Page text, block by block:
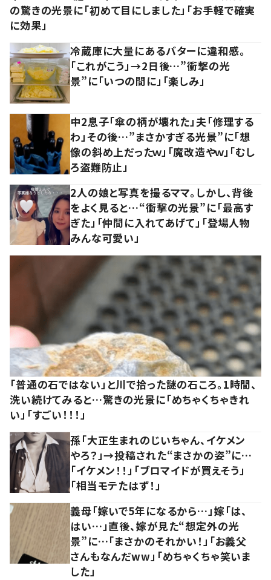
の驚きの光景に「初めて目にしました」「お手軽で確実
に効果」
冷蔵庫に大量にあるバターに違和感。
「これがこう」→2日後…”衝撃の光
景”に「いつの間に」「楽しみ」
中2息子「傘の柄が壊れた」夫「修理する
わ」その後…”まさかすぎる光景”に「想
像の斜め上だったｗ」「魔改造やｗ」「むし
ろ盗難防止」
2人の娘と写真を撮るママ。しかし、背後
をよく見ると…“衝撃の光景”に「最高す
ぎた」「仲間に入れてあげて」「登場人物
みんな可愛い」
「普通の石ではない」と川で拾った謎の石ころ。1時間、
洗い続けてみると…驚きの光景に「めちゃくちゃきれ
い」「すごい！！！」
孫「大正生まれのじいちゃん、イケメン
やろ？」→投稿された“まさかの姿”に…
「イケメン！！」「ブロマイドが買えそう」
「相当モテたはず！」
義母「嫁いで5年になるから…」嫁「は、
はい…」直後、嫁が見た“想定外の光
景”に…「まさかのそれかい！」「お義父
さんもなんだww」「めちゃくちゃ笑いま
した」